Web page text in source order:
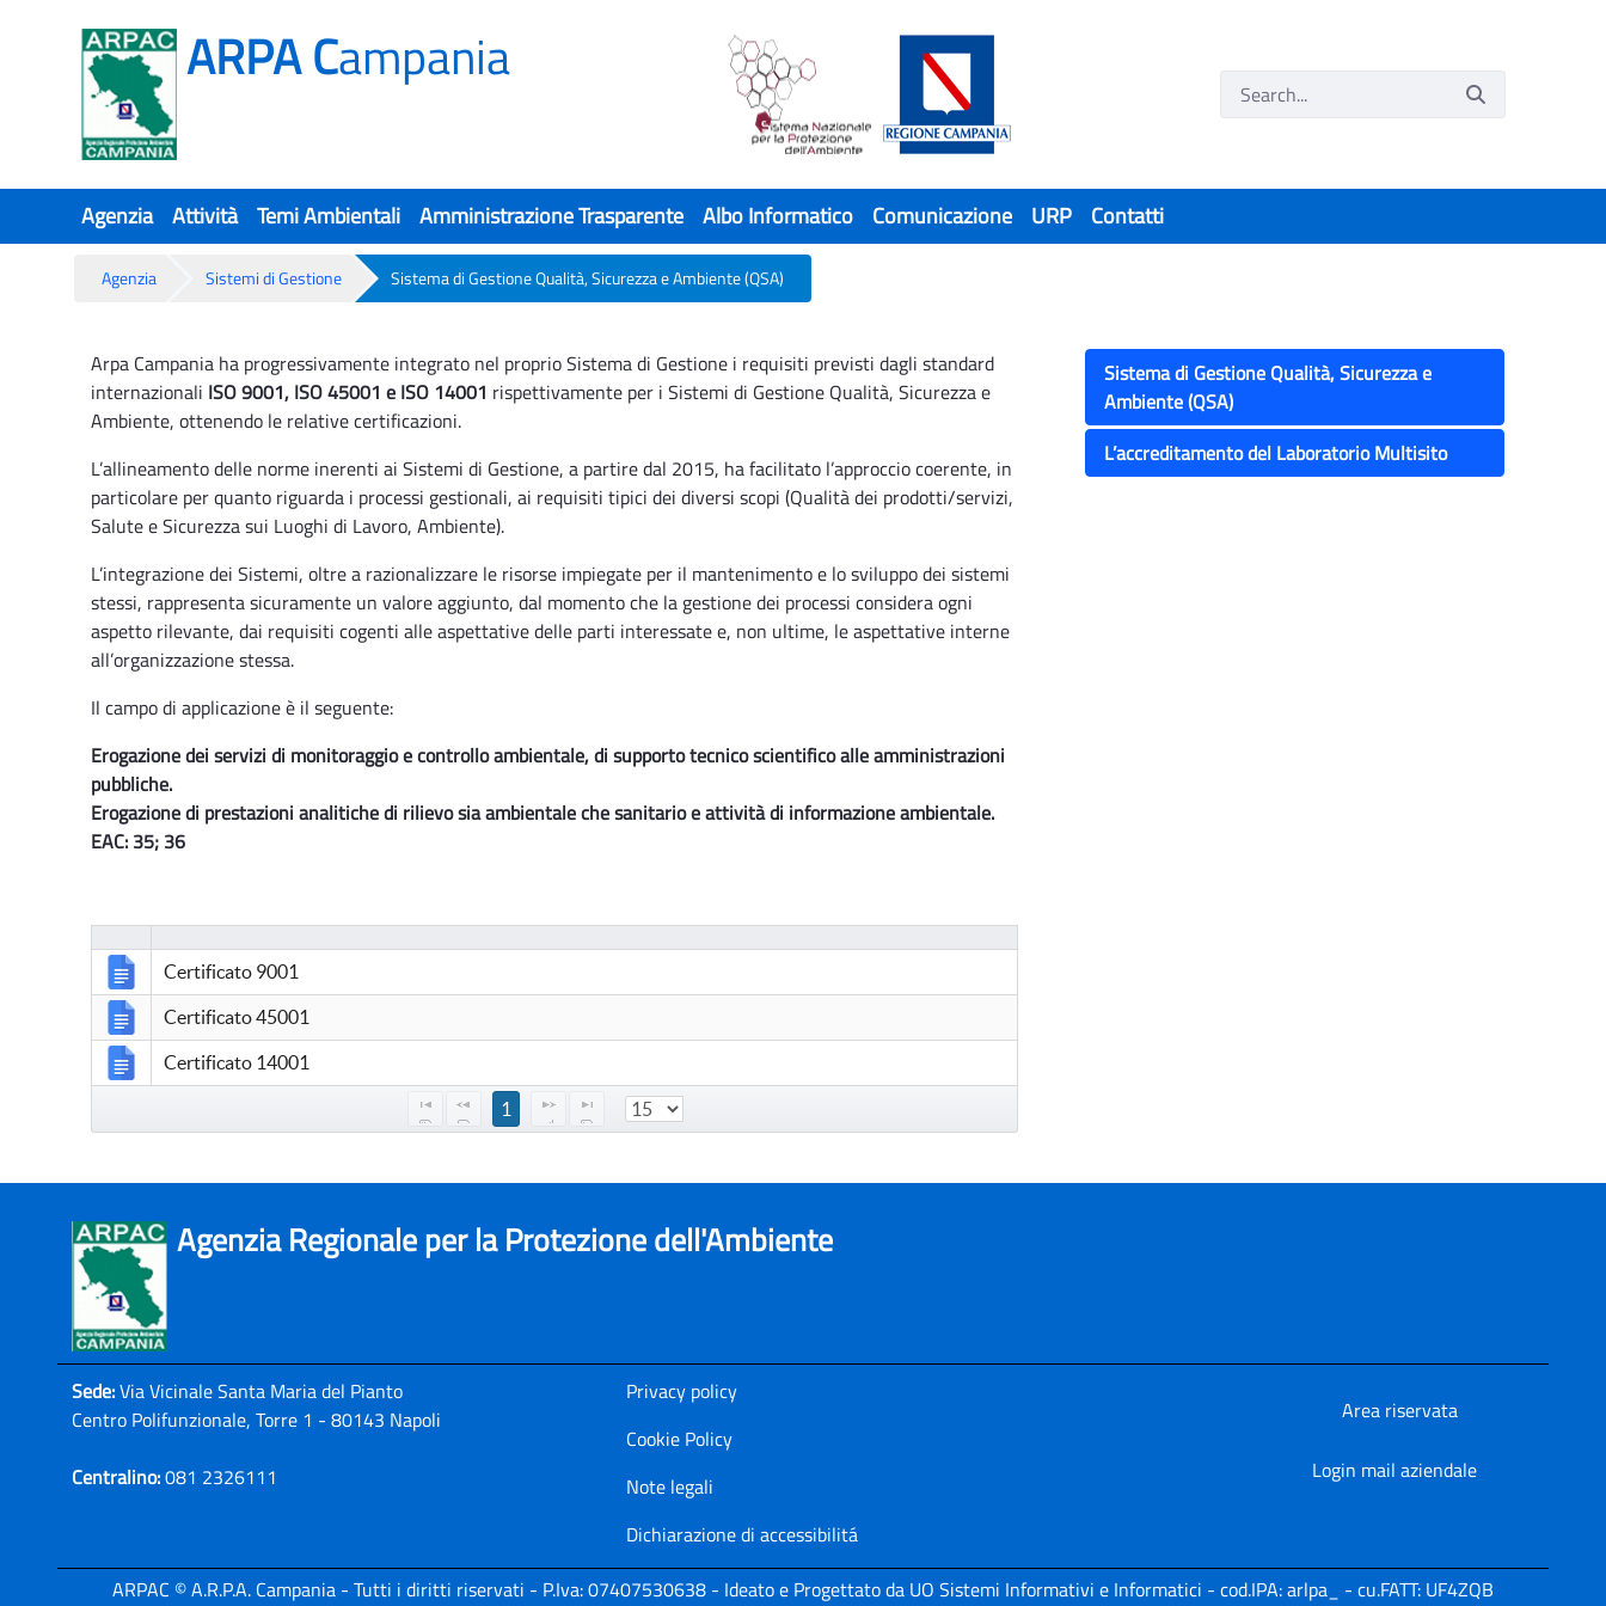
ARPA Campania
Agenzia Attività Temi Ambientali Amministrazione Trasparente Albo Informatico Comunicazione URP Contatti
Agenzia Sistemi di Gestione Sistema di Gestione Qualità, Sicurezza e Ambiente (QSA)
Sistema di Gestione Qualità, Sicurezza e Ambiente (QSA)
Arpa Campania ha progressivamente integrato nel proprio Sistema di Gestione i requisiti previsti dagli standard
internazionali ISO 9001, ISO 45001 e ISO 14001 rispettivamente per i Sistemi di Gestione Qualità, Sicurezza e
Ambiente, ottenendo le relative certificazioni.
L’allineamento delle norme inerenti ai Sistemi di Gestione, a partire dal 2015, ha facilitato l’approccio coerente, in
particolare per quanto riguarda i processi gestionali, ai requisiti tipici dei diversi scopi (Qualità dei prodotti/servizi,
Salute e Sicurezza sui Luoghi di Lavoro, Ambiente).
L’integrazione dei Sistemi, oltre a razionalizzare le risorse impiegate per il mantenimento e lo sviluppo dei sistemi
stessi, rappresenta sicuramente un valore aggiunto, dal momento che la gestione dei processi considera ogni
aspetto rilevante, dai requisiti cogenti alle aspettative delle parti interessate e, non ultime, le aspettative interne
all’organizzazione stessa.
Il campo di applicazione è il seguente:
Erogazione dei servizi di monitoraggio e controllo ambientale, di supporto tecnico scientifico alle amministrazioni
pubbliche.
Erogazione di prestazioni analitiche di rilievo sia ambientale che sanitario e attività di informazione ambientale.
EAC: 35; 36
Certificato 9001
Certificato 45001
Certificato 14001
1
Sistema di Gestione Qualità, Sicurezza e
Ambiente (QSA)
L’accreditamento del Laboratorio Multisito
Agenzia Regionale per la Protezione dell'Ambiente
Sede:Via Vicinale Santa Maria del Pianto
Centro Polifunzionale, Torre 1 - 80143 Napoli
Centralino:081 2326111
Privacy policy
Cookie Policy
Note legali
Dichiarazione di accessibilitá
Area riservata
Login mail aziendale
ARPAC © A.R.P.A. Campania - Tutti i diritti riservati - P.Iva: 07407530638 - Ideato e Progettato da UO Sistemi Informativi e Informatici - cod.IPA: arlpa_ - cu.FATT: UF4ZQB